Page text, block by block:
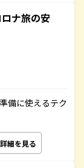
ナ旅の安
備に使えるテク
詳細を見る